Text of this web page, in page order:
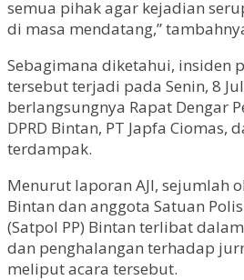
semua pihak agar kejadian
di masa mendatang,”
Sebagimana diketahui, insiden
tersebut terjadi pada Senin, 8
berlangsungnya Rapat Dengar
DPRD Bintan, PT Japfa Ciomas,
terdampak.
Menurut laporan AJI, sejumlah
Bintan dan anggota Satuan
(Satpol PP) Bintan terlibat
dan penghalangan terhadap
meliput acara tersebut.